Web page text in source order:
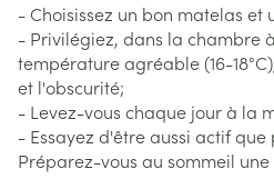
- Choisissez un bon matelas et
- Privilégiez, dans la chambre
température agréable (16-
et l'obscurité;
- Levez-vous chaque jour à la
- Essayez d'être aussi actif que
Préparez-vous au sommeil